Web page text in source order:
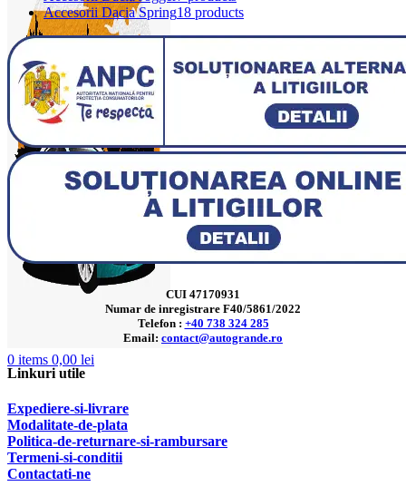
0 items 0,00 lei
Accesorii Dacia Spring18 products
CUI 47170931
Numar de inregistrare F40/5861/2022
Telefon : +40 738 324 285
Email: contact@autogrande.ro
Linkuri utile
Expediere-si-livrare
Modalitate-de-plata
Politica-de-returnare-si-rambursare
Termeni-si-conditii
Contactati-ne